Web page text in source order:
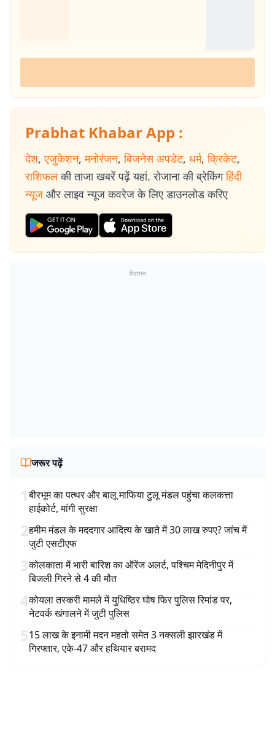
Prabhat Khabar App :
देश, एजुकेशन, मनोरंजन, बिजनेस अपडेट, धर्म, क्रिकेट,
राशिफल की ताजा खबरें पढ़ें यहां. रोजाना की ब्रेकिंग हिंदी
न्यूज और लाइव न्यूज कवरेज के लिए डाउनलोड करिए
विज्ञापन
जरूर पढ़ें
1बीरभूम का पत्थर और बालू माफिया टुलू मंडल पहुंचा कलकत्ता
हाईकोर्ट, मांगी सुरक्षा
2हमीम मंडल के मददगार आदित्य के खाते में 30 लाख रुपए? जांच में
जुटी एसटीएफ
3कोलकाता में भारी बारिश का ऑरेंज अलर्ट, पश्चिम मेदिनीपुर में
बिजली गिरने से 4 की मौत
4कोयला तस्करी मामले में युधिष्ठिर घोष फिर पुलिस रिमांड पर,
नेटवर्क खंगालने में जुटी पुलिस
515 लाख के इनामी मदन महतो समेत 3 नक्सली झारखंड में
गिरफ्तार, एके-47 और हथियार बरामद